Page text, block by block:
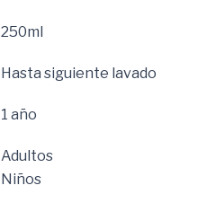
250ml
Hasta siguiente lavado
1 año
Adultos
Niños